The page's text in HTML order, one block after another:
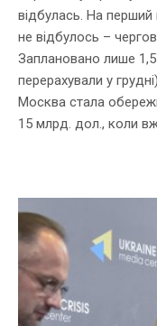
відбулась. На перший
не відбулось –
Заплановано лише
перерахували у
Москва стала
15 млрд. дол., коли